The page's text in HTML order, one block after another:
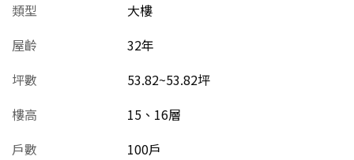
類型
大樓
屋齡
32年
坪數
53.82~53.82坪
樓高
15、16層
戶數
100戶